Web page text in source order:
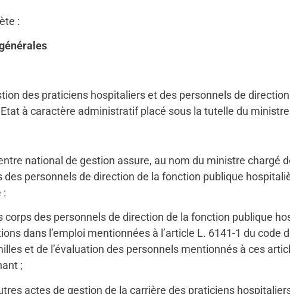
:
des praticiens hospitaliers et des personnels de
à caractère administratif placé sous la tutelle du
national de gestion assure, au nom du ministre chargé
personnels de direction de la fonction publique
:
corps des personnels de direction de la fonction publique
dans l’emploi mentionnées à l’article L. 6141-1 du code
et de l’évaluation des personnels mentionnés à ces
;
actes de gestion de la carrière des praticiens